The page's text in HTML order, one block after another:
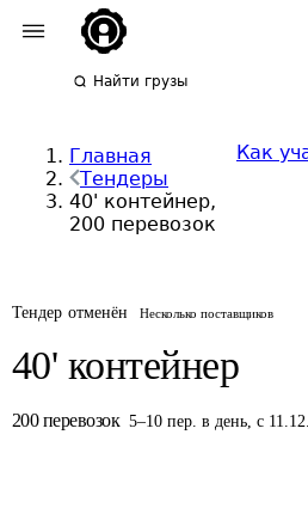
Найти грузы
Главная
Тендеры
40' контейнер,
200 перевозок
Как
Тендер отменён Несколько поставщиков
40' контейнер
200 перевозок 5–10 пер. в день,с